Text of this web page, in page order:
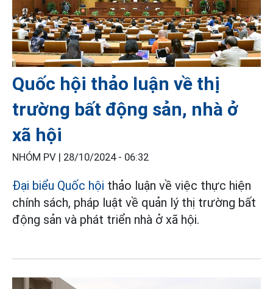
Quốc hội thảo luận về thị
trường bất động sản, nhà ở
xã hội
NHÓM PV | 28/10/2024 - 06:32
Đại biểu Quốc hội thảo luận về việc thực hiện
chính sách, pháp luật về quản lý thị trường bất
động sản và phát triển nhà ở xã hội.